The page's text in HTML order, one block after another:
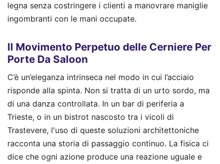
legna senza costringere i clienti a manovrare maniglie
ingombranti con le mani occupate.
Il Movimento Perpetuo delle Cerniere Per
Porte Da Saloon
C’è un’eleganza intrinseca nel modo in cui l’acciaio
risponde alla spinta. Non si tratta di un urto sordo, ma
di una danza controllata. In un bar di periferia a
Trieste, o in un bistrot nascosto tra i vicoli di
Trastevere, l'uso di queste soluzioni architettoniche
racconta una storia di passaggio continuo. La fisica ci
dice che ogni azione produce una reazione uguale e